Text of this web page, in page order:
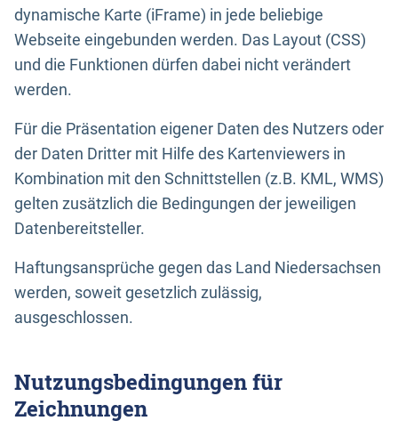
dynamische Karte (iFrame) in jede beliebige
Webseite eingebunden werden. Das Layout (CSS)
und die Funktionen dürfen dabei nicht verändert
werden.
Für die Präsentation eigener Daten des Nutzers oder
der Daten Dritter mit Hilfe des Kartenviewers in
Kombination mit den Schnittstellen (z.B. KML, WMS)
gelten zusätzlich die Bedingungen der jeweiligen
Datenbereitsteller.
Haftungsansprüche gegen das Land Niedersachsen
werden, soweit gesetzlich zulässig,
ausgeschlossen.
Nutzungsbedingungen für
Zeichnungen